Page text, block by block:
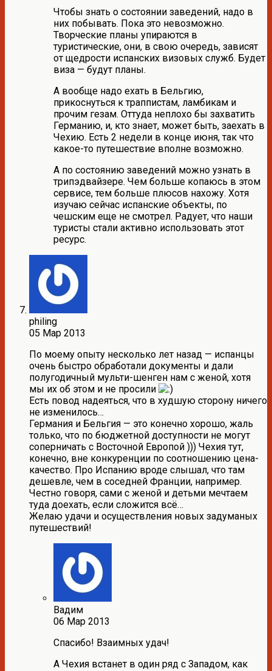
Чтобы знать о состоянии заведений, надо в
них побывать. Пока это невозможно.
Творческие планы упираются в
туристические, они, в свою очередь, зависят
от щедрости испанских визовых служб. Будет
виза — будут планы.
А вообще надо ехать в Бельгию,
прикоснуться к траппистам, ламбикам и
прочим гезам. Оттуда неплохо бы захватить
Германию, и, кто знает, может быть, заехать в
Чехию. Есть 2 недели в конце июня, так что
какое-то путешествие вполне возможно.
А по состоянию заведений можно узнать в
трипэдвайзере. Чем больше копаюсь в этом
сервисе, тем больше плюсов нахожу. Хотя
изучаю сейчас испанские объекты, по
чешским еще не смотрел. Радует, что наши
туристы стали активно использовать этот
ресурс.
philing
05 Мар 2013
По моему опыту несколько лет назад — испанцы
очень быстро обработали документы и дали
полугодичный мульти-шенген нам с женой, хотя
мы их об этом и не просили
Есть повод надеяться, что в худшую сторону ничего
не изменилось…
Германия и Бельгия — это конечно хорошо, жаль
только, что по бюджетной доступности не могут
соперничать с Восточной Европой ))) Чехия тут,
конечно, вне конкуренции по соотношению цена-
качество. Про Испанию вроде слышал, что там
дешевле, чем в соседней Франции, например.
Честно говоря, сами с женой и детьми мечтаем
туда доехать, если сложится всё…
Желаю удачи и осуществления новых задуманых
путешествий!
Вадим
06 Мар 2013
Спасибо! Взаимных удач!
А Чехия встанет в один ряд с Западом, как